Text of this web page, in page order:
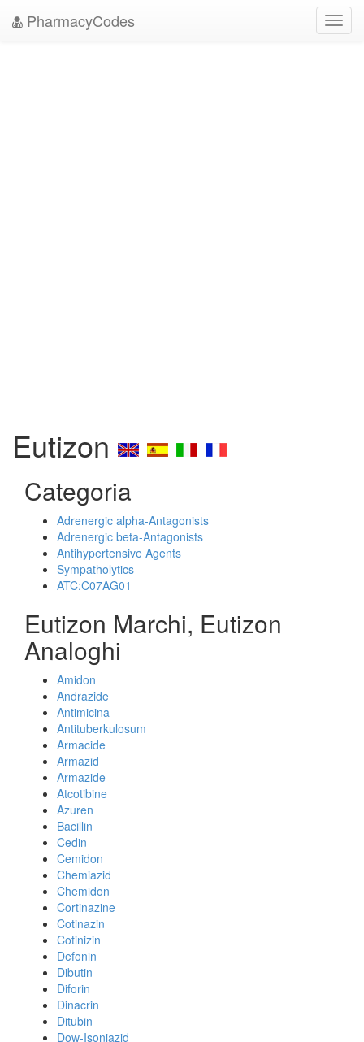
PharmacyCodes
Eutizon
Categoria
Adrenergic alpha-Antagonists
Adrenergic beta-Antagonists
Antihypertensive Agents
Sympatholytics
ATC:C07AG01
Eutizon Marchi, Eutizon
Analoghi
Amidon
Andrazide
Antimicina
Antituberkulosum
Armacide
Armazid
Armazide
Atcotibine
Azuren
Bacillin
Cedin
Cemidon
Chemiazid
Chemidon
Cortinazine
Cotinazin
Cotinizin
Defonin
Dibutin
Diforin
Dinacrin
Ditubin
Dow-Isoniazid